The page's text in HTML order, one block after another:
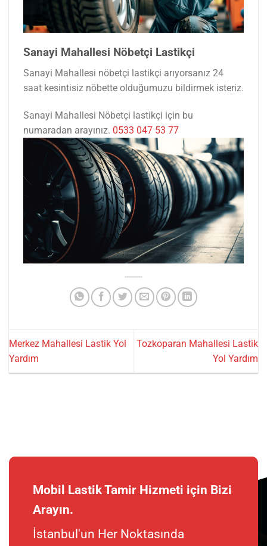
Sanayi Mahallesi Nöbetçi Lastikçi
Sanayi Mahallesi nöbetçi lastikçi arıyorsanız 24
saat kesintisiz nöbette olduğumuzu bildirmek isteriz.
Sanayi Mahallesi Nöbetçi lastikçi için bu
numaradan arayınız. 0533 047 53 77
Merkez Mahallesi Lastik Yol
Yardım
Tozkoparan Mahallesi Lastik
Yol Yardım
Mobil Lastik Tamir Hizmeti için Bizi
Arayın.
İstanbul'un Her Noktasında